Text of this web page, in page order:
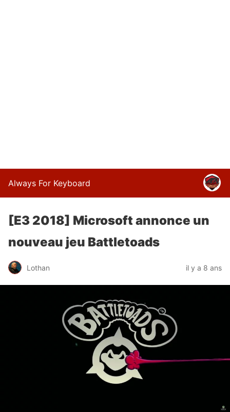
Always For Keyboard
[E3 2018] Microsoft annonce un
nouveau jeu Battletoads
Lothan il y a 8 ans